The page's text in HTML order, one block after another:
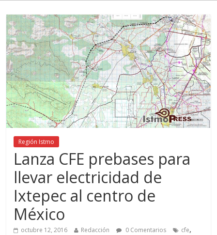
Pescadores y comuneros ikoots detienen la extracción ilegal de
material pétreo de gravera Oyamel
Región Istmo
Lanza CFE prebases para
llevar electricidad de
Ixtepec al centro de
México
octubre 12, 2016 Redacción 0 Comentarios cfe,